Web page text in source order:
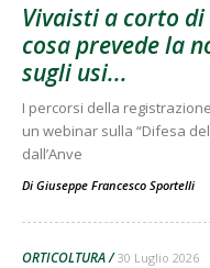
Vivaisti a corto
cosa prevede la
sugli usi...
I percorsi della
un webinar sulla “Difesa
dall’Anve
Di Giuseppe Francesco Sportelli
ORTICOLTURA 30 Luglio 2026